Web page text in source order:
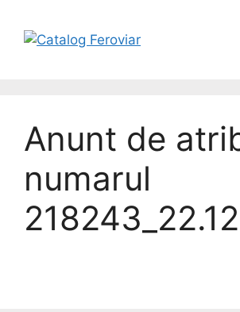
content
Anunt de
numarul
218243_22.12